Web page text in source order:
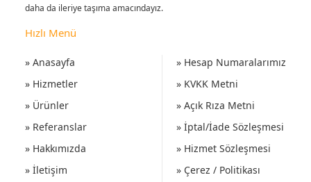
daha da ileriye taşıma amacındayız.
Hızlı Menü
» Anasayfa
» Hizmetler
» Ürünler
» Referanslar
» Hakkımızda
» İletişim
» Hesap Numaralarımız
» KVKK Metni
» Açık Rıza Metni
» İptal/İade Sözleşmesi
» Hizmet Sözleşmesi
» Çerez / Politikası